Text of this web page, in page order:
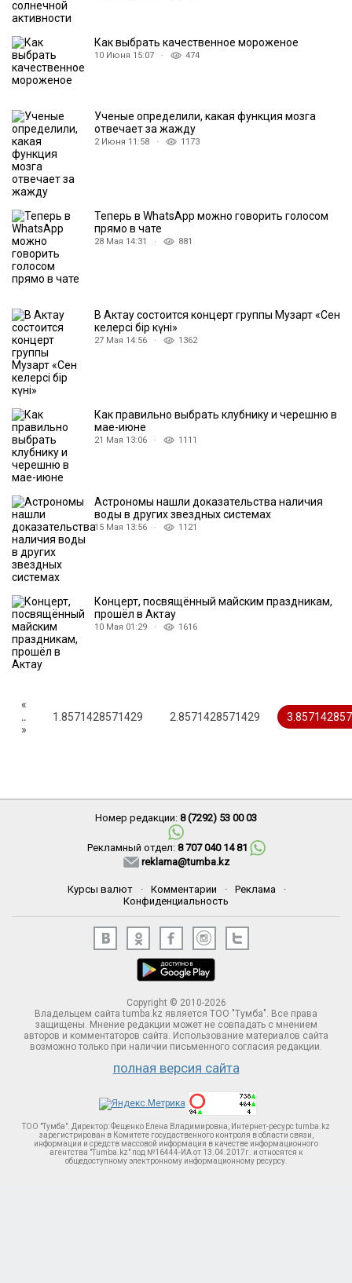
Как выбрать качественное мороженое
10 Июня 15:07 · 474
Ученые определили, какая функция мозга
отвечает за жажду
2 Июня 11:58 · 1173
Теперь в WhatsApp можно говорить голосом
прямо в чате
28 Мая 14:31 · 881
В Актау состоится концерт группы Музарт «Сен
келерсің бір күні»
27 Мая 14:56 · 1362
Как правильно выбрать клубнику и черешню в
мае-июне
21 Мая 13:06 · 1111
Астрономы нашли доказательства наличия
воды в других звездных системах
15 Мая 13:56 · 1121
Концерт, посвящённый майским праздникам,
прошёл в Актау
10 Мая 01:29 · 1616
«
..
1.8571428571429 2.8571428571429
»
Номер редакции: 8 (7292) 53 00 03
Рекламный отдел: 8 707 040 14 81
reklama@tumba.kz
Курсы валют · Комментарии · Реклама
·
Конфиденциальность
Copyright © 2010-2026
Владельцем сайта tumba.kz является ТОО "Тумба". Все права
защищены. Мнение редакции может не совпадать с мнением
авторов и комментаторов сайта. Использование материалов сайта
возможно только при наличии письменного согласия редакции.
полная версия сайта
ТОО "Тумба". Директор: Фещенко Елена Владимировна, Интернет-ресурс tumba.kz
зарегистрирован в Комитете госудаственного контроля в области связи,
информации и средств массовой информации в качестве информационного
агентства "Tumba.kz" под №16444-ИА от 13.04.2017г. и относятся к
общедоступному электронному информационному ресурсу.